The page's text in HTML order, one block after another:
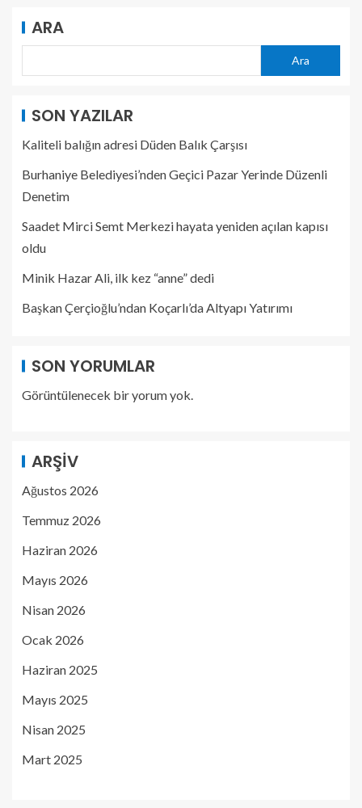
ARA
Ara
SON YAZILAR
Kaliteli balığın adresi Düden Balık Çarşısı
Burhaniye Belediyesi’nden Geçici Pazar Yerinde Düzenli
Denetim
Saadet Mirci Semt Merkezi hayata yeniden açılan kapısı
oldu
Minik Hazar Ali, ilk kez “anne” dedi
Başkan Çerçioğlu’ndan Koçarlı’da Altyapı Yatırımı
SON YORUMLAR
Görüntülenecek bir yorum yok.
ARŞIV
Ağustos 2026
Temmuz 2026
Haziran 2026
Mayıs 2026
Nisan 2026
Ocak 2026
Haziran 2025
Mayıs 2025
Nisan 2025
Mart 2025